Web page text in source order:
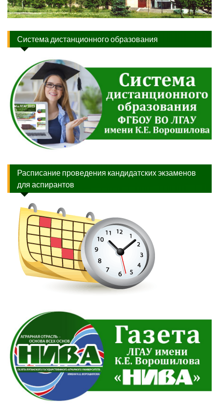
Система дистанционного образования
Расписание проведения кандидатских экзаменов
для аспирантов